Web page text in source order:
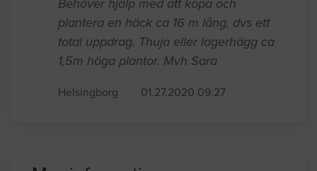
Plantera / Nyplantering
Behöver hjälp med att köpa och
total uppdrag. Thuja eller lagerhägg ca